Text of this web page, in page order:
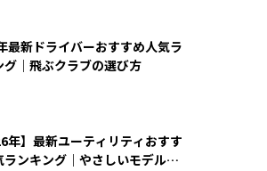
最新ドライバーおすすめ人気ラ
グ｜飛ぶクラブの選び方
年】最新ユーティリティおすす
ランキング｜やさしいモデルの